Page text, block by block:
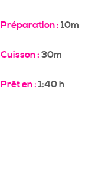
Préparation : 10m
Cuisson : 30m
Prêt en : 1:40 h